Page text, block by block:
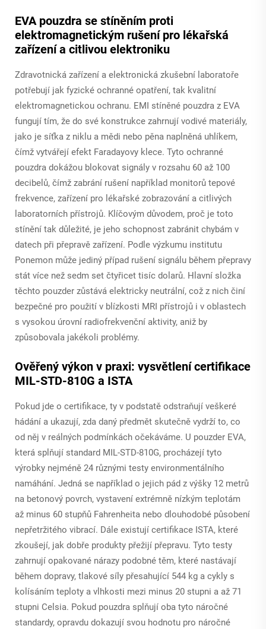
EVA pouzdra se stíněním proti
elektromagnetickým rušení pro lékařská
zařízení a citlivou elektroniku
Zdravotnická zařízení a elektronická zkušební laboratoře
potřebují jak fyzické ochranné opatření, tak kvalitní
elektromagnetickou ochranu. EMI stíněné pouzdra z EVA
fungují tím, že do své konstrukce zahrnují vodivé materiály,
jako je síťka z niklu a mědi nebo pěna naplněná uhlíkem,
čímž vytvářejí efekt Faradayovy klece. Tyto ochranné
pouzdra dokážou blokovat signály v rozsahu 60 až 100
decibelů, čímž zabrání rušení například monitorů tepové
frekvence, zařízení pro lékařské zobrazování a citlivých
laboratorních přístrojů. Klíčovým důvodem, proč je toto
stínění tak důležité, je jeho schopnost zabránit chybám v
datech při přepravě zařízení. Podle výzkumu institutu
Ponemon může jediný případ rušení signálu během přepravy
stát více než sedm set čtyřicet tisíc dolarů. Hlavní složka
těchto pouzder zůstává elektricky neutrální, což z nich činí
bezpečné pro použití v blízkosti MRI přístrojů i v oblastech
s vysokou úrovní radiofrekvenční aktivity, aniž by
způsobovala jakékoli problémy.
Ověřený výkon v praxi: vysvětlení certifikace
MIL-STD-810G a ISTA
Pokud jde o certifikace, ty v podstatě odstraňují veškeré
hádání a ukazují, zda daný předmět skutečně vydrží to, co
od něj v reálných podmínkách očekáváme. U pouzder EVA,
která splňují standard MIL-STD-810G, procházejí tyto
výrobky nejméně 24 různými testy environmentálního
namáhání. Jedná se například o jejich pád z výšky 12 metrů
na betonový povrch, vystavení extrémně nízkým teplotám
až minus 60 stupňů Fahrenheita nebo dlouhodobé působení
nepřetržitého vibrací. Dále existují certifikace ISTA, které
zkoušejí, jak dobře produkty přežijí přepravu. Tyto testy
zahrnují opakované nárazy podobné těm, které nastávají
během dopravy, tlakové síly přesahující 544 kg a cykly s
kolísáním teploty a vlhkosti mezi minus 20 stupni a až 71
stupni Celsia. Pokud pouzdra splňují oba tyto náročné
standardy, opravdu dokazují svou hodnotu pro náročné